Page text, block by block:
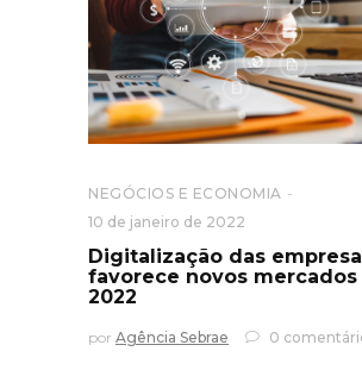
NEGÓCIOS E ECONOMIA
10 de janeiro de 2022
Digitalização das
favorece novos mercados
2022
por Agência Sebrae 0